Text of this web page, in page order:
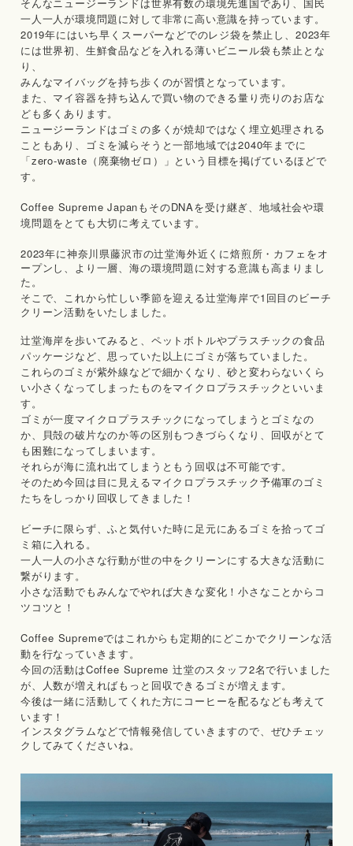
そんなニュージーランドは世界有数の環境先進国であり、国民
一人一人が環境問題に対して非常に高い意識を持っています。
2019年にはいち早くスーパーなどでのレジ袋を禁止し、2023年
には世界初、生鮮食品などを入れる薄いビニール袋も禁止とな
り、
みんなマイバッグを持ち歩くのが習慣となっています。
また、マイ容器を持ち込んで買い物のできる量り売りのお店な
ども多くあります。
ニュージーランドはゴミの多くが焼却ではなく埋立処理される
こともあり、ゴミを減らそうと一部地域では2040年までに
「zero-waste（廃棄物ゼロ）」という目標を掲げているほどで
す。
Coffee Supreme JapanもそのDNAを受け継ぎ、地域社会や環
境問題をとても大切に考えています。
2023年に神奈川県藤沢市の辻堂海外近くに焙煎所・カフェをオ
ープンし、より一層、海の環境問題に対する意識も高まりまし
た。
そこで、これから忙しい季節を迎える辻堂海岸で1 回目のビーチ
クリーン活動をいたしました。
辻堂海岸を歩いてみると、ペットボトルやプラスチックの食品
パッケージなど、思っていた以上にゴミが落ちていました。
これらのゴミが紫外線などで細かくなり、砂と変わらないくら
い小さくなってしまったものをマイクロプラスチックといいま
す。
ゴミが一度マイクロプラスチックになってしまうとゴミなの
か、貝殻の破片なのか等の区別もつきづらくなり、回収がとて
も困難になってしまいます。
それらが海に流れ出てしまうともう回収は不可能です。
そのため今回は目に見えるマイクロプラスチック予備軍のゴミ
たちをしっかり回収してきました！
ビーチに限らず、ふと気付いた時に足元にあるゴミを拾ってゴ
ミ箱に入れる。
一人一人の小さな行動が世の中をクリーンにする大きな活動に
繋がります。
小さな活動でもみんなでやれば大きな変化！小さなことからコ
ツコツと！
Coffee Supremeではこれからも定期的にどこかでクリーンな活
動を行なっていきます。
今回の活動はCoffee Supreme 辻堂のスタッフ2名で行いました
が、人数が増えればもっと回収できるゴミが増えます。
今後は一緒に活動してくれた方にコーヒーを配るなども考えて
います！
インスタグラムなどで情報発信していきますので、ぜひチェッ
クしてみてくださいね。